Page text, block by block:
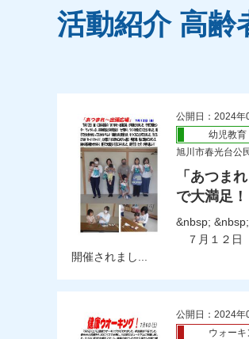
活動紹介 高齢
公開日：2024年
幼児教育
旭川市春光台公
「あつま
で大満足！
&nbsp; &nbsp;
７月１２日
開催されまし...
公開日：2024年
ウォーキ